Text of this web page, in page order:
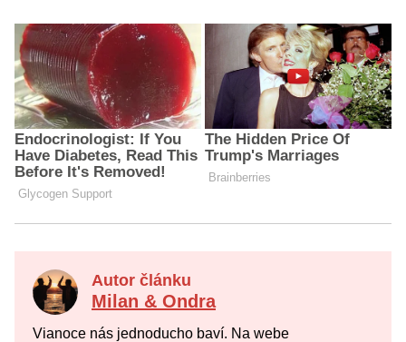
Autor článku
Milan & Ondra
Vianoce nás jednoducho baví. Na webe